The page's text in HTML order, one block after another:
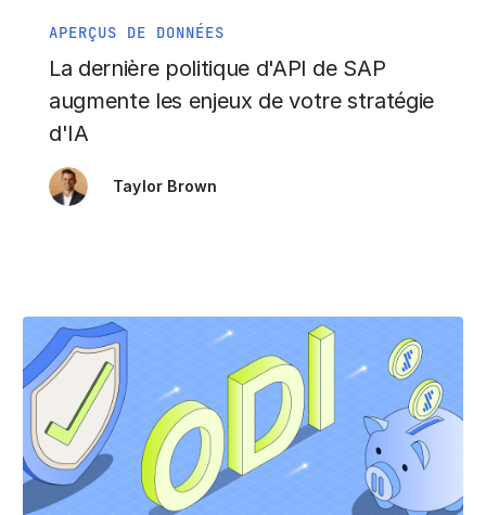
APERÇUS DE DONNÉES
La dernière politique d'API de SAP
augmente les enjeux de votre stratégie
d'IA
Taylor Brown